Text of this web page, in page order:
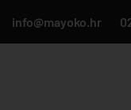
info@mayoko.hr